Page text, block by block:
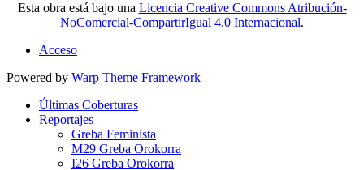
Esta obra está bajo una Licencia Creative Commons Atribución-
NoComercial-CompartirIgual 4.0 Internacional.
Acceso
Powered by Warp Theme Framework
Últimas Coberturas
Reportajes
Greba Feminista
M29 Greba Orokorra
I26 Greba Orokorra